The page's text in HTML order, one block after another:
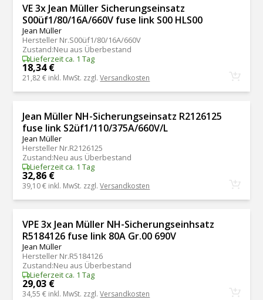
VE 3x Jean Müller Sicherungseinsatz
S00üf1/80/16A/660V fuse link S00 HLS00
Jean Müller
Hersteller Nr.S00üf1/80/16A/660V
Zustand:Neu aus Überbestand
Lieferzeit ca. 1 Tag
18,34 €
21,82 € inkl. MwSt. zzgl.Versandkosten
Jean Müller NH-Sicherungseinsatz R2126125
fuse link S2üf1/110/375A/660V/L
Jean Müller
Hersteller Nr.R2126125
Zustand:Neu aus Überbestand
Lieferzeit ca. 1 Tag
32,86 €
39,10 € inkl. MwSt. zzgl.Versandkosten
VPE 3x Jean Müller NH-Sicherungseinhsatz
R5184126 fuse link 80A Gr.00 690V
Jean Müller
Hersteller Nr.R5184126
Zustand:Neu aus Überbestand
Lieferzeit ca. 1 Tag
29,03 €
34,55 € inkl. MwSt. zzgl.Versandkosten